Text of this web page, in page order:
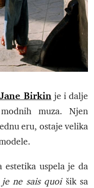
Jane Birkinje i dalje
muza. Njen
eru, ostaje velika
estetika uspela je da
je ne sais quoišik sa